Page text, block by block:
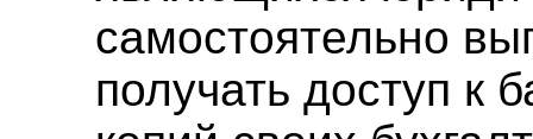
самостоятельно
получать доступ к